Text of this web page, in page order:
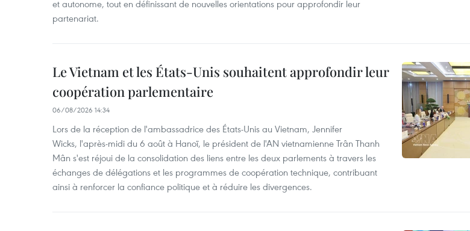
et autonome, tout en définissant de nouvelles orientations pour approfondir leur
partenariat.
Le Vietnam et les États-Unis souhaitent approfondir leur
coopération parlementaire
06/08/2026 14:34
Lors de la réception de l'ambassadrice des États-Unis au Vietnam, Jennifer
Wicks, l'après-midi du 6 août à Hanoï, le président de l'AN vietnamienne Trân Thanh
Mân s'est réjoui de la consolidation des liens entre les deux parlements à travers les
échanges de délégations et les programmes de coopération technique, contribuant
ainsi à renforcer la confiance politique et à réduire les divergences.